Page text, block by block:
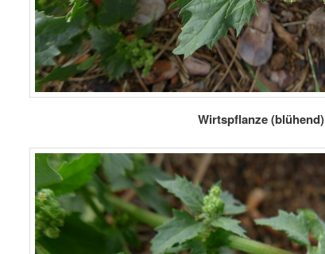
Wirtspflanze (blühend)